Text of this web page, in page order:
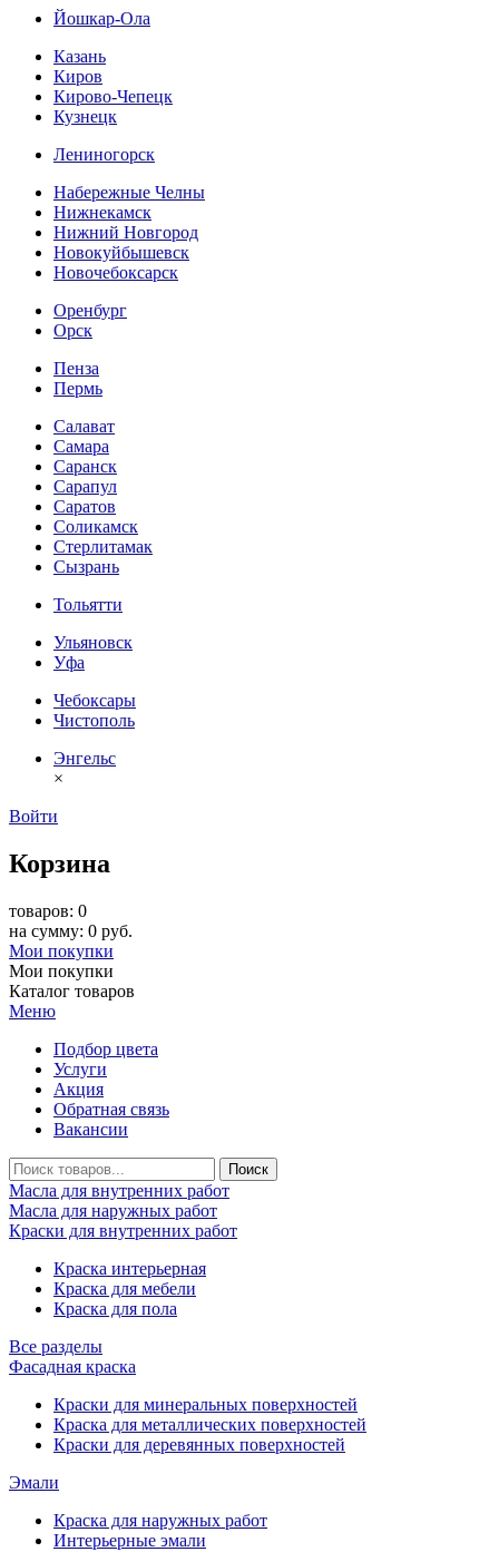
Йошкар-Ола
Казань
Киров
Кирово-Чепецк
Кузнецк
Лениногорск
Набережные Челны
Нижнекамск
Нижний Новгород
Новокуйбышевск
Новочебоксарск
Оренбург
Орск
Пенза
Пермь
Салават
Самара
Саранск
Сарапул
Саратов
Соликамск
Стерлитамак
Сызрань
Тольятти
Ульяновск
Уфа
Чебоксары
Чистополь
Энгельс
×
Войти
Корзина
товаров: 0
на сумму: 0 руб.
Мои покупки
Мои покупки
Каталог товаров
Меню
Подбор цвета
Услуги
Акция
Обратная связь
Вакансии
Масла для внутренних работ
Масла для наружных работ
Краски для внутренних работ
Краска интерьерная
Краска для мебели
Краска для пола
Все разделы
Фасадная краска
Краски для минеральных поверхностей
Краска для металлических поверхностей
Краски для деревянных поверхностей
Эмали
Краска для наружных работ
Интерьерные эмали